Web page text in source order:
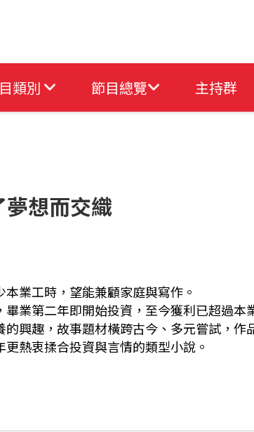
類別 節目總覽 主持群
想而交織
業工時，望能兼顧家庭與寫作。
業第二年即開始投資，至今獲利已超過本
興趣，故事題材橫跨古今、多元嘗試，作
熱衷揉合投資與言情的類型小說。